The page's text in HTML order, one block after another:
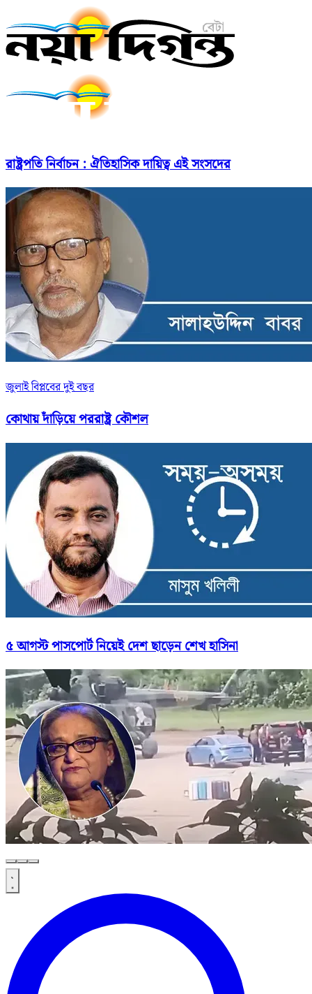
রাষ্ট্রপতি নির্বাচন : ঐতিহাসিক দায়িত্ব এই সংসদের
জুলাই বিপ্লবের দুই বছর
কোথায় দাঁড়িয়ে পররাষ্ট্র কৌশল
৫ আগস্ট পাসপোর্ট নিয়েই দেশ ছাড়েন শেখ হাসিনা